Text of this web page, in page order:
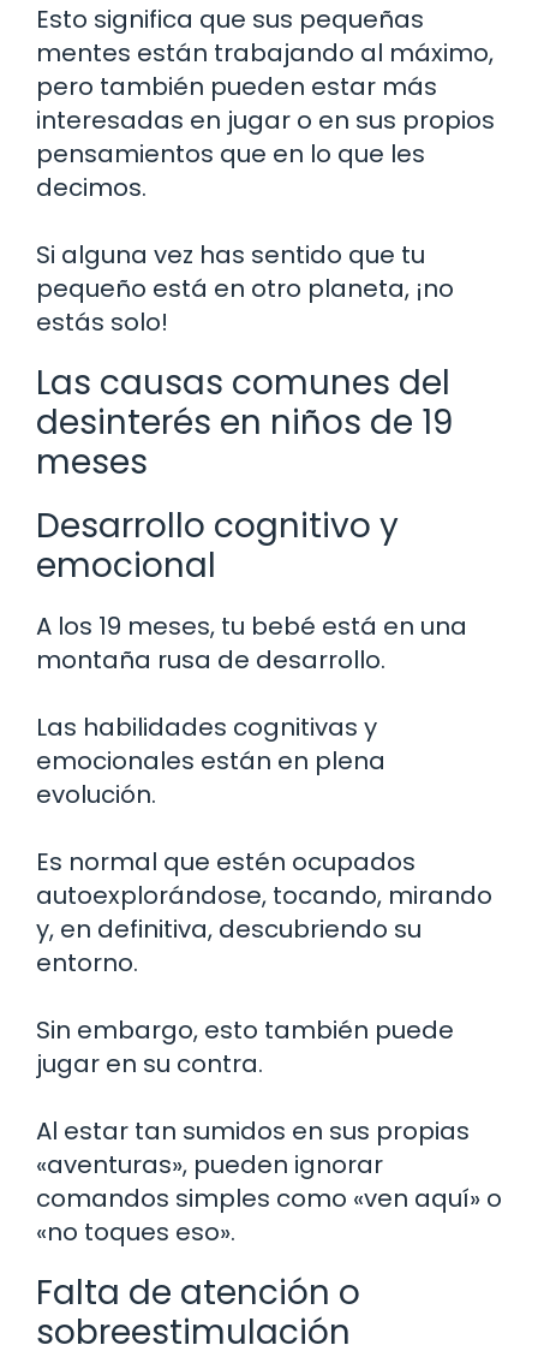
Esto significa que sus pequeñas
mentes están trabajando al máximo,
pero también pueden estar más
interesadas en jugar o en sus propios
pensamientos que en lo que les
decimos.
Si alguna vez has sentido que tu
pequeño está en otro planeta, ¡no
estás solo!
Las causas comunes del
desinterés en niños de 19
meses
Desarrollo cognitivo y
emocional
A los 19 meses, tu bebé está en una
montaña rusa de desarrollo.
Las habilidades cognitivas y
emocionales están en plena
evolución.
Es normal que estén ocupados
autoexplorándose, tocando, mirando
y, en definitiva, descubriendo su
entorno.
Sin embargo, esto también puede
jugar en su contra.
Al estar tan sumidos en sus propias
«aventuras», pueden ignorar
comandos simples como «ven aquí» o
«no toques eso».
Falta de atención o
sobreestimulación